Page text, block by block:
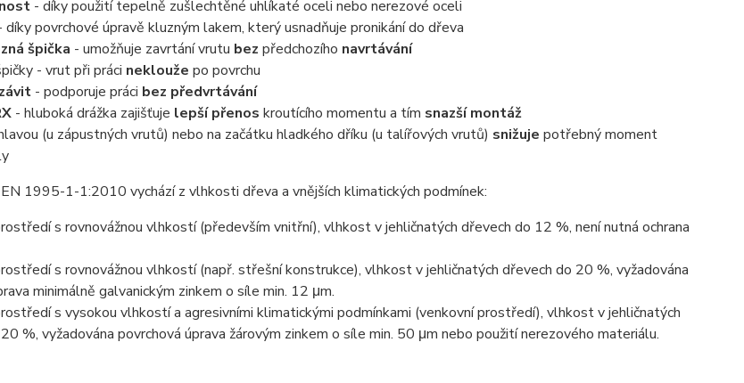
- díky použití tepelně zušlechtěné uhlíkaté oceli nebo nerezové oceli
povrchové úpravě kluzným lakem, který usnadňuje pronikání do dřeva
špička - umožňuje zavrtání vrutu bez předchozího navrtávání
- vrut při práci neklouže po povrchu
- podporuje práci bez předvrtávání
- hluboká drážka zajišťuje lepší přenos kroutícího momentu a tím snazší montáž
(u zápustných vrutů) nebo na začátku hladkého dříku (u talířových vrutů) snižuje potřebný moment
1995-1-1:2010 vychází z vlhkosti dřeva a vnějších klimatických podmínek:
s rovnovážnou vlhkostí (především vnitřní), vlhkost v jehličnatých dřevech do 12 %, není nutná ochrana
s rovnovážnou vlhkostí (např. střešní konstrukce), vlhkost v jehličnatých dřevech do 20 %, vyžadována
minimálně galvanickým zinkem o síle min. 12 μm.
s vysokou vlhkostí a agresivními klimatickými podmínkami (venkovní prostředí), vlhkost v jehličnatých
%, vyžadována povrchová úprava žárovým zinkem o síle min. 50 μm nebo použití nerezového materiálu.